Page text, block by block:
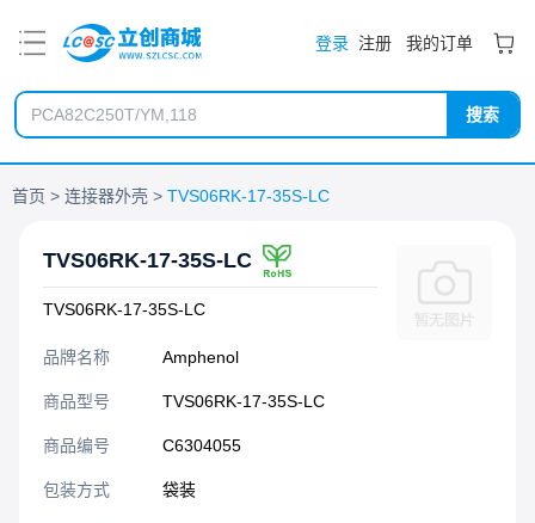
登录 注册 我的订单
搜索
首页 连接器外壳 TVS06RK-17-35S-LC
TVS06RK-17-35S-LC
TVS06RK-17-35S-LC
品牌名称 Amphenol
商品型号 TVS06RK-17-35S-LC
商品编号 C6304055
包装方式 袋装